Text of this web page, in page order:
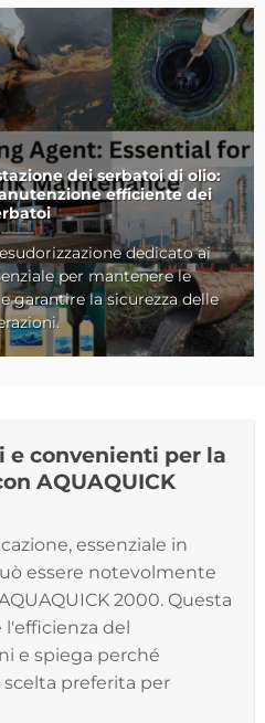
dei serbatoi di olio:
efficiente dei
dei serbatoi di olio:
efficiente dei
dedicato ai
per mantenere le
garantire la sicurezza delle
e convenienti per la
AQUAQUICK
essenziale in
essere notevolmente
2000. Questa
del
e spiega perché
scelta preferita per